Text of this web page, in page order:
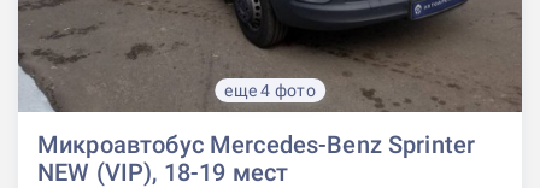
еще 4 фото
Микроавтобус Mercedes-Benz Sprinter
NEW (VIP), 18-19 мест